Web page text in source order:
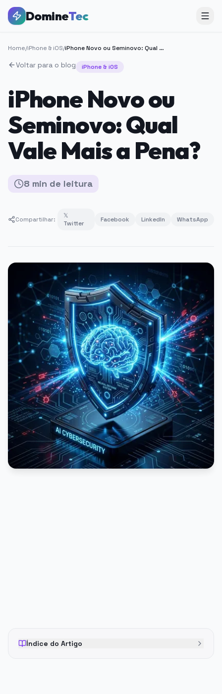
DomineTec
Home/iPhone & iOS/ iPhone Novo ou Seminovo: Qual Vale Mais a Pena?
Voltar para o blog iPhone & iOS
iPhone Novo ou
Seminovo: Qual
Vale Mais a Pena?
8 min de leitura
Compartilhar:
𝕏
Twitter
Facebook LinkedIn WhatsApp
Índice do Artigo